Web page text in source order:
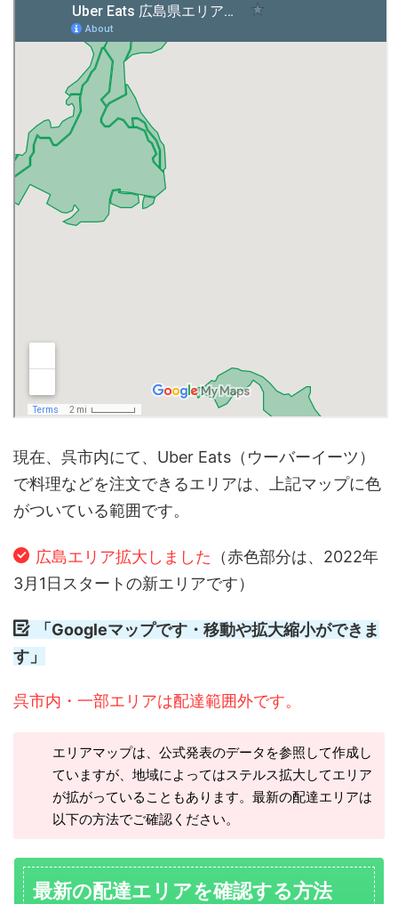
現在、呉市内にて、Uber Eats（ウーバーイーツ）
で料理などを注文できるエリアは、上記マップに色
がついている範囲です。
広島エリア拡大しました （赤色部分は、2022年
3月1日スタートの新エリアです）
「Googleマップです・移動や拡大縮小ができま
す」
呉市内・一部エリアは配達範囲外です。
エリアマップは、公式発表のデータを参照して作成し
ていますが、地域によってはステルス拡大してエリア
が拡がっていることもあります。最新の配達エリアは
以下の方法でご確認ください。
最新の配達エリアを確認する方法